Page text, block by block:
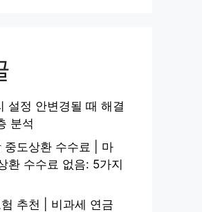
설정 안변경될 때 해결
분석
중도상환 수수료 | 마
환 수수료 없음: 5가지
추천 | 비과세 연금